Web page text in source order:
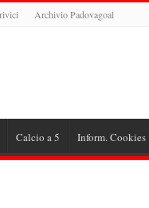
Archivio Padovagoal
Calcio a 5 Inform. Cookies